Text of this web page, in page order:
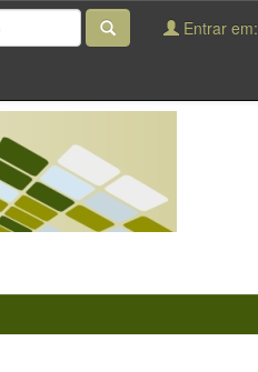
Entrar em: